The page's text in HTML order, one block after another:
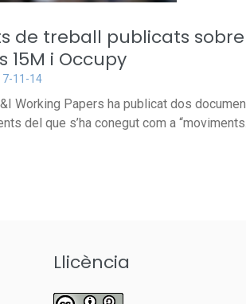
de treball publicats
15M i Occupy
11-14
Working Papers ha publicat dos
del que s’ha conegut com a
Llicència